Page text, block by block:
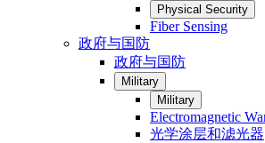
Physical Security
Fiber Sensing
政府与国防
政府与国防
Military
Military
Electromagnetic
光学涂层和滤光器